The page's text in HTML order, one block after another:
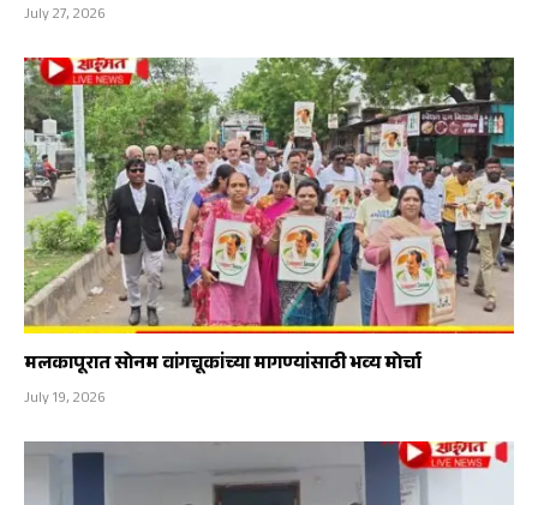
July 27, 2026
मलकापूरात सोनम वांगचूकांच्या मागण्यांसाठी भव्य मोर्चा
July 19, 2026